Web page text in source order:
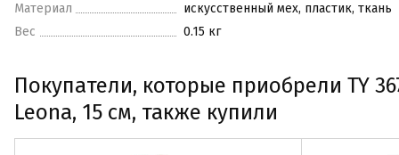
Материал
искусственный мех, пластик, ткань
Вес
0.15 кг
Покупатели, которые приобрели TY
Leona, 15 см, также купили